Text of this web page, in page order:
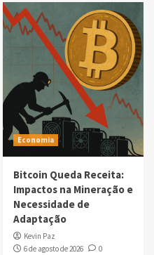
Economia
Bitcoin Queda Receita:
Impactos na Mineração e
Necessidade de
Adaptação
Kevin Paz
6 de agosto de 2026
0